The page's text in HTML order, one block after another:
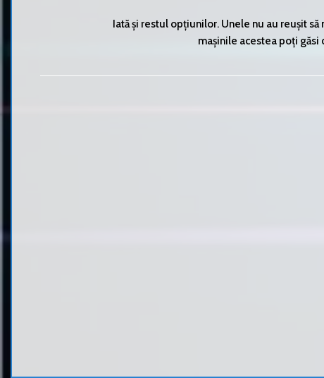
Iată și restul opțiunilor. Unele nu au reușit
mașinile acestea poți găsi